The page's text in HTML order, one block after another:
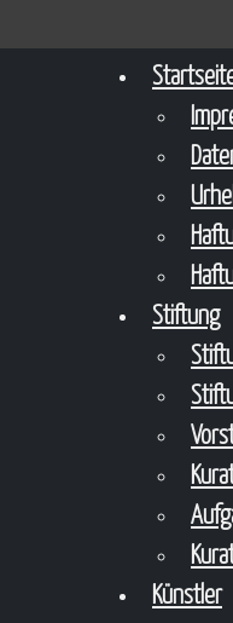
Stiftung
Künstler